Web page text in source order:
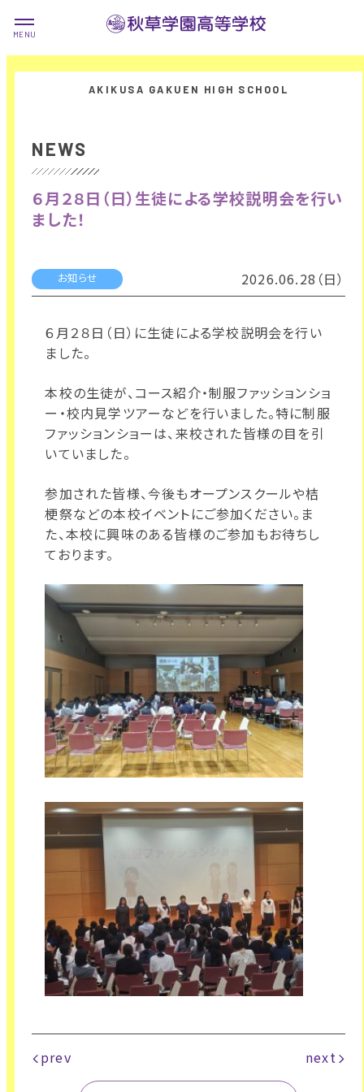
NEWS
６月２８日（日）生徒による学校説明会を行い
ました！
お知らせ 2026.06.28（日）
６月２８日（日）に生徒による学校説明会を行い
ました。
本校の生徒が、コース紹介・制服ファッションショ
ー・校内見学ツアーなどを行いました。特に制服
ファッションショーは、来校された皆様の目を引
いていました。
参加された皆様、今後もオープンスクールや桔
梗祭などの本校イベントにご参加ください。ま
た、本校に興味のある皆様のご参加もお待ちし
ております。
prev next